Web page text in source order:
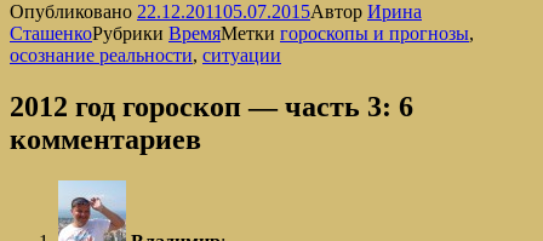
Опубликовано 22.12.201105.07.2015Автор Ирина
СташенкоРубрики ВремяМетки гороскопы и прогнозы,
осознание реальности, ситуации
2012 год гороскоп — часть 3: 6
комментариев